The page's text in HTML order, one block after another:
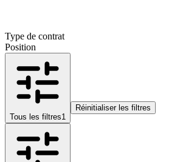
Type de contrat
Position
Tous les filtres1
Réinitialiser les filtres